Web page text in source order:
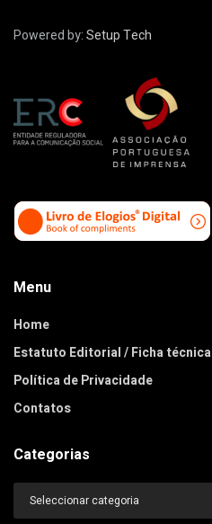
Powered by:Setup Tech
Menu
Home
Estatuto Editorial / Ficha técnica
Política de Privacidade
Contatos
Categorias
Categorias